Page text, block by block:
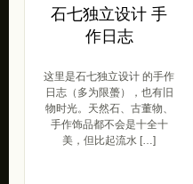
石七独立设计 手
作日志
这里是石七独立设计 的手作
日志（多为限蠆），也有旧
物时光。天然石、古董物、
手作饰品都不会是十全十
美，但比起流水 […]